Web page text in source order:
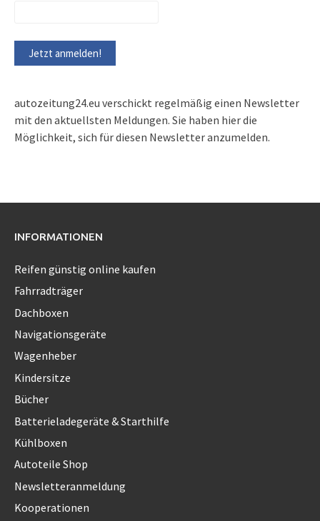
autozeitung24.eu verschickt regelmäßig einen Newsletter
mit den aktuellsten Meldungen. Sie haben hier die
Möglichkeit, sich für diesen Newsletter anzumelden.
INFORMATIONEN
Reifen günstig online kaufen
Fahrradträger
Dachboxen
Navigationsgeräte
Wagenheber
Kindersitze
Bücher
Batterieladegeräte & Starthilfe
Kühlboxen
Autoteile Shop
Newsletteranmeldung
Kooperationen